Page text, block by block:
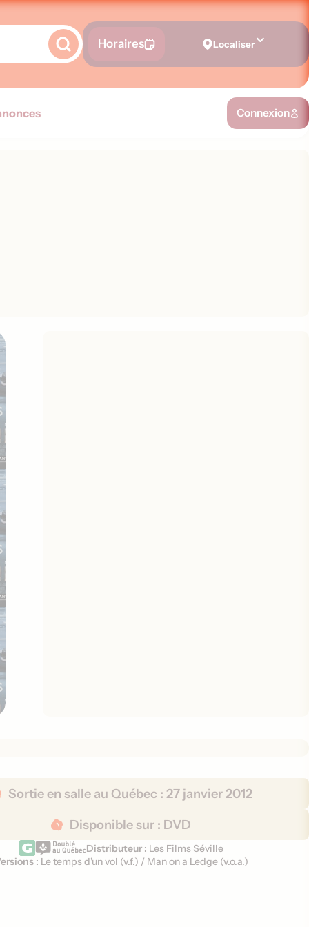
Horaires Localiser
Connexion
Sortie en salle au Québec :27 janvier 2012
Disponible sur : DVD
Distributeur : Les Films Séville
: Le temps d'un vol (v.f.) / Man on a Ledge (v.o.a.)